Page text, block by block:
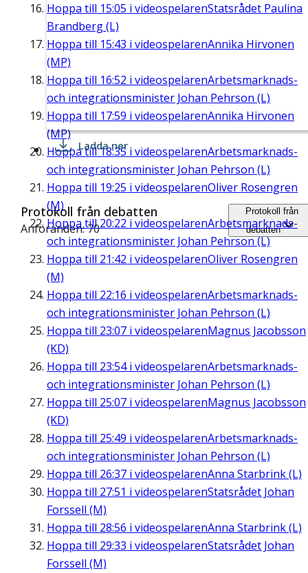
Hoppa till 15:05 i videospelarenStatsrådet Paulina
Brandberg (L)
Hoppa till 15:43 i videospelarenAnnika Hirvonen
(MP)
Hoppa till 16:52 i videospelarenArbetsmarknads-
och integrationsminister Johan Pehrson (L)
Hoppa till 17:59 i videospelarenAnnika Hirvonen
(MP)
Hoppa till18:35 i videospelarenArbetsmarknads-
och integrationsminister Johan Pehrson (L)
Hoppa till 19:25 i videospelarenOliver Rosengren
(M)
Hoppa till20:22 i videospelarenArbetsmarknads-
och integrationsminister Johan Pehrson (L)
Hoppa till 21:42 i videospelarenOliver Rosengren
(M)
Hoppa till 22:16 i videospelarenArbetsmarknads-
och integrationsminister Johan Pehrson (L)
Hoppa till 23:07 i videospelarenMagnus Jacobsson
(KD)
Hoppa till 23:54i videospelarenArbetsmarknads-
och integrationsminister Johan Pehrson (L)
Hoppa till 25:07 i videospelarenMagnus Jacobsson
(KD)
Hoppa till 25:49 i videospelarenArbetsmarknads-
och integrationsminister Johan Pehrson (L)
Hoppa till 26:37 i videospelarenAnna Starbrink (L)
Hoppa till 27:51 i videospelarenStatsrådet Johan
Forssell (M)
Hoppa till 28:56 i videospelarenAnna Starbrink (L)
Hoppa till 29:33 i videospelarenStatsrådet Johan
Forssell (M)
Ladda ner
Protokoll från debatten
Anföranden: 70
Protokoll från
debatten